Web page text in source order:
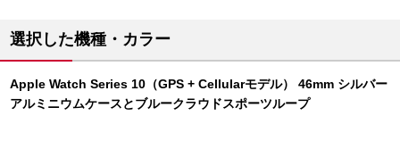
選択した機種・カラー
Apple Watch Series 10（GPS + Cellularモデル） 46mm シルバー
アルミニウムケースとブルークラウドスポーツループ